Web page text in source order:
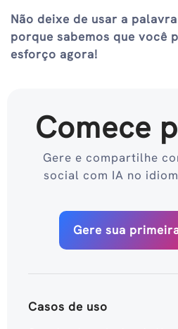
Não deixe de usar a
porque sabemos que você
esforço agora!
Comece
Gere e compartilhe
social com IA no
Gere sua
Casos de uso